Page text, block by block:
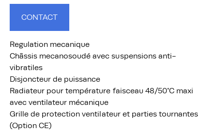
CONTACT
Regulation mecanique
Châssis mecanosoudé avec suspensions anti-
vibratiles
Disjoncteur de puissance
Radiateur pour température faisceau 48/50°C maxi
avec ventilateur mécanique
Grille de protection ventilateur et parties tournantes
(Option CE)